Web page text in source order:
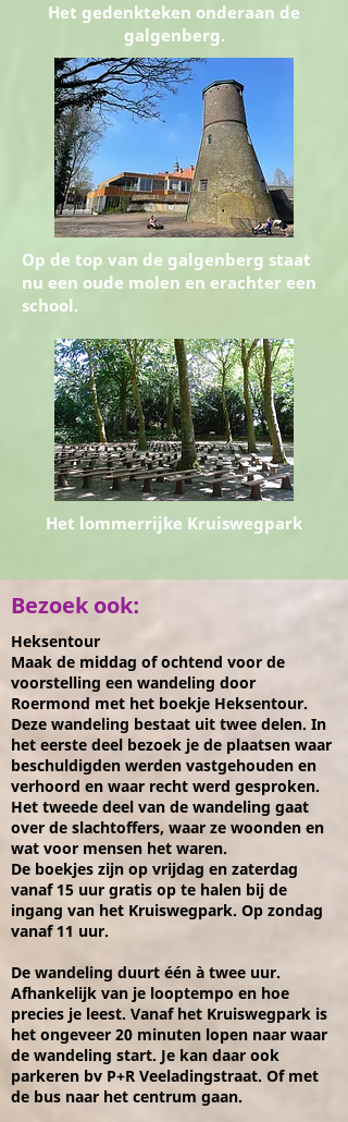
Het gedenkteken onderaan de
galgenberg.
Op de top van de galgenberg staat
nu een oude molen en erachter een
school.
Het lommerrijke Kruiswegpark
Bezoek ook:
Heksentour
Maak de middag of ochtend voor de
voorstelling een wandeling door
Roermond met het boekje Heksentour.
Deze wandeling bestaat uit twee delen. In
het eerste deel bezoek je de plaatsen waar
beschuldigden werden vastgehouden en
verhoord en waar recht werd gesproken.
Het tweede deel van de wandeling gaat
over de slachtoffers, waar ze woonden en
wat voor mensen het waren.
De boekjes zijn op vrijdag en zaterdag
vanaf 15 uur gratis op te halen bij de
ingang van het Kruiswegpark. Op zondag
vanaf 11 uur.
De wandeling duurt één à twee uur.
Afhankelijk van je looptempo en hoe
precies je leest. Vanaf het Kruiswegpark is
het ongeveer 20 minuten lopen naar waar
de wandeling start. Je kan daar ook
parkeren bv P+R Veeladingstraat. Of met
de bus naar het centrum gaan.